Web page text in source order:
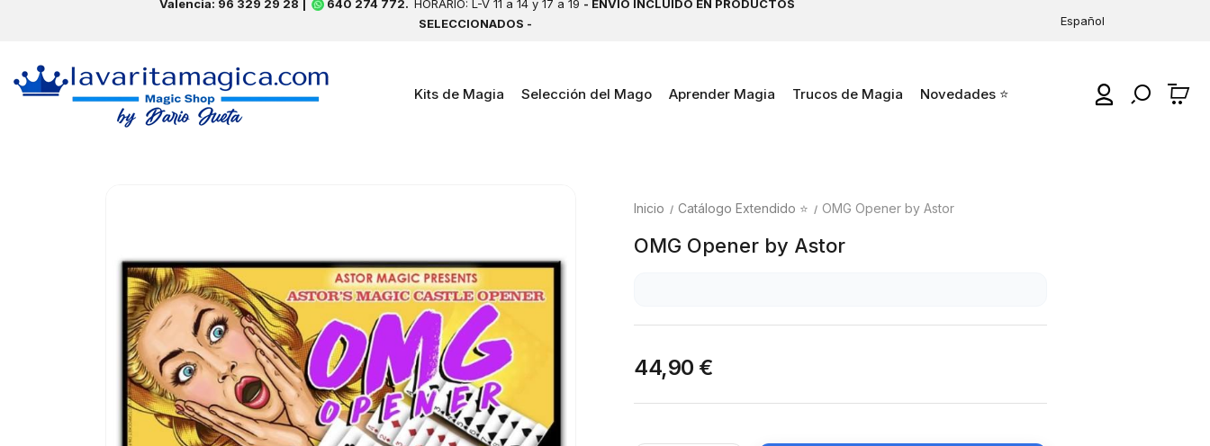
Español
Valencia: 96 329 29 28 | 640 274 772. HORARIO: L-V 11 a 14 y 17 a 19 - ENVÍO INCLUIDO EN PRODUCTOS
SELECCIONADOS -
Kits de Magia Selección del Mago Aprender Magia Trucos de Magia Novedades ⭐
Inicio Catálogo Extendido ⭐ OMG Opener by Astor
OMG Opener by Astor
44,90 €